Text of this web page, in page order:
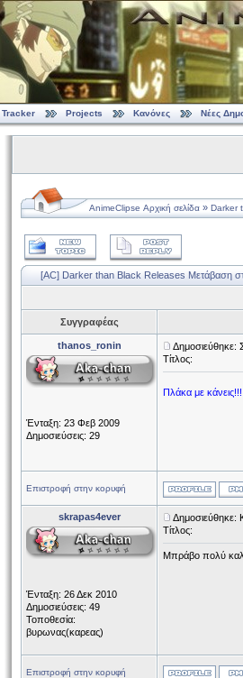
Tracker Projects Κανόνες Νέες
AnimeClipse Αρχική σελίδα » Darker
[ΑC] Darker than Black Releases Μετάβαση
Συγγραφέας
thanos_ronin
Ένταξη: 23 Φεβ 2009
Δημοσιεύσεις: 29
Δημοσιεύθηκε:
Τίτλος:
Πλάκα με
Επιστροφή στην κορυφή
skrapas4ever
Ένταξη: 26 Δεκ 2010
Δημοσιεύσεις: 49
Τοποθεσία:
βυρωνας(καρεας)
Δημοσιεύθηκε:
Τίτλος:
Mπράβο πολύ
Επιστροφή στην κορυφή